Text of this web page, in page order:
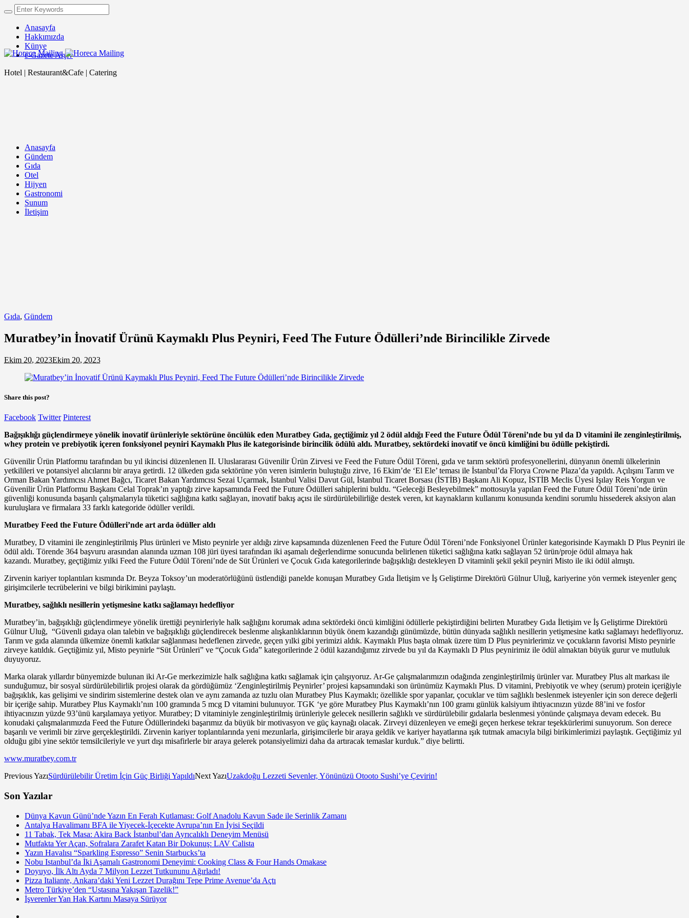
Anasayfa
Hakkımızda
Künye
e-Gazete Arşiv
Hotel | Restaurant&Cafe | Catering
Anasayfa
Gündem
Gıda
Otel
Hijyen
Gastronomi
Sunum
İletişim
Gıda, Gündem
Muratbey’in İnovatif Ürünü Kaymaklı Plus Peyniri, Feed The Future Ödülleri’nde Birincilikle Zirvede
Ekim 20, 2023Ekim 20, 2023
Share this post?
Facebook Twitter Pinterest
Bağışıklığı güçlendirmeye yönelik inovatif ürünleriyle sektörüne öncülük eden Muratbey Gıda, geçtiğimiz yıl 2 ödül aldığı Feed the Future Ödül Töreni’nde bu yıl da D vitamini ile zenginleştirilmiş,
whey protein ve prebiyotik içeren fonksiyonel peyniri Kaymaklı Plus ile kategorisinde birincilik ödülü aldı. Muratbey, sektördeki inovatif ve öncü kimliğini bu ödülle pekiştirdi.
Güvenilir Ürün Platformu tarafından bu yıl ikincisi düzenlenen II. Uluslararası Güvenilir Ürün Zirvesi ve Feed the Future Ödül Töreni, gıda ve tarım sektörü profesyonellerini, dünyanın önemli ülkelerinin
yetkilileri ve potansiyel alıcılarını bir araya getirdi. 12 ülkeden gıda sektörüne yön veren isimlerin buluştuğu zirve, 16 Ekim’de ‘El Ele’ teması ile İstanbul’da Florya Crowne Plaza’da yapıldı. Açılışını Tarım ve
Orman Bakan Yardımcısı Ahmet Bağcı, Ticaret Bakan Yardımcısı Sezai Uçarmak, İstanbul Valisi Davut Gül, İstanbul Ticaret Borsası (İSTİB) Başkanı Ali Kopuz, İSTİB Meclis Üyesi Işılay Reis Yorgun ve
Güvenilir Ürün Platformu Başkanı Celal Toprak’ın yaptığı zirve kapsamında Feed the Future Ödülleri sahiplerini buldu. “Geleceği Besleyebilmek” mottosuyla yapılan Feed the Future Ödül Töreni’nde ürün
güvenliği konusunda başarılı çalışmalarıyla tüketici sağlığına katkı sağlayan, inovatif bakış açısı ile sürdürülebilirliğe destek veren, kıt kaynakların kullanımı konusunda kendini sorumlu hissederek aksiyon alan
kuruluşlara ve firmalara 33 farklı kategoride ödüller verildi.
Muratbey Feed the Future Ödülleri’nde art arda ödüller aldı
Muratbey, D vitamini ile zenginleştirilmiş Plus ürünleri ve Misto peynirle yer aldığı zirve kapsamında düzenlenen Feed the Future Ödül Töreni’nde Fonksiyonel Ürünler kategorisinde Kaymaklı D Plus Peyniri ile
ödül aldı. Törende 364 başvuru arasından alanında uzman 108 jüri üyesi tarafından iki aşamalı değerlendirme sonucunda belirlenen tüketici sağlığına katkı sağlayan 52 ürün/proje ödül almaya hak
kazandı. Muratbey, geçtiğimiz yılki Feed the Future Ödül Töreni’nde de Süt Ürünleri ve Çocuk Gıda kategorilerinde bağışıklığı destekleyen D vitaminli şekil şekil peyniri Misto ile iki ödül almıştı.
Zirvenin kariyer toplantıları kısmında Dr. Beyza Toksoy’un moderatörlüğünü üstlendiği panelde konuşan Muratbey Gıda İletişim ve İş Geliştirme Direktörü Gülnur Uluğ, kariyerine yön vermek isteyenler genç
girişimcilerle tecrübelerini ve bilgi birikimini paylaştı.
Muratbey, sağlıklı nesillerin yetişmesine katkı sağlamayı hedefliyor
Muratbey’in, bağışıklığı güçlendirmeye yönelik ürettiği peynirleriyle halk sağlığını korumak adına sektördeki öncü kimliğini ödüllerle pekiştirdiğini belirten Muratbey Gıda İletişim ve İş Geliştirme Direktörü
Gülnur Uluğ, “Güvenli gıdaya olan talebin ve bağışıklığı güçlendirecek beslenme alışkanlıklarının büyük önem kazandığı günümüzde, bütün dünyada sağlıklı nesillerin yetişmesine katkı sağlamayı hedefliyoruz.
Tarım ve gıda alanında ülkemize önemli katkılar sağlanması hedeflenen zirvede, geçen yılki gibi yerimizi aldık. Kaymaklı Plus başta olmak üzere tüm D Plus peynirlerimiz ve çocukların favorisi Misto peynirle
zirveye katıldık. Geçtiğimiz yıl, Misto peynirle “Süt Ürünleri” ve “Çocuk Gıda” kategorilerinde 2 ödül kazandığımız zirvede bu yıl da Kaymaklı D Plus peynirimiz ile ödül almaktan büyük gurur ve mutluluk
duyuyoruz.
Marka olarak yıllardır bünyemizde bulunan iki Ar-Ge merkezimizle halk sağlığına katkı sağlamak için çalışıyoruz. Ar-Ge çalışmalarımızın odağında zenginleştirilmiş ürünler var. Muratbey Plus alt markası ile
sunduğumuz, bir sosyal sürdürülebilirlik projesi olarak da gördüğümüz ‘Zenginleştirilmiş Peynirler’ projesi kapsamındaki son ürünümüz Kaymaklı Plus. D vitamini, Prebiyotik ve whey (serum) protein içeriğiyle
bağışıklık, kas gelişimi ve sindirim sistemlerine destek olan ve aynı zamanda az tuzlu olan Muratbey Plus Kaymaklı; özellikle spor yapanlar, çocuklar ve tüm sağlıklı beslenmek isteyenler için son derece değerli
bir içeriğe sahip. Muratbey Plus Kaymaklı’nın 100 gramında 5 mcg D vitamini bulunuyor. TGK ‘ye göre Muratbey Plus Kaymaklı’nın 100 gramı günlük kalsiyum ihtiyacınızın yüzde 88’ini ve fosfor
ihtiyacınızın yüzde 93’ünü karşılamaya yetiyor. Muratbey; D vitaminiyle zenginleştirilmiş ürünleriyle gelecek nesillerin sağlıklı ve sürdürülebilir gıdalarla beslenmesi yönünde çalışmaya devam edecek. Bu
konudaki çalışmalarımızda Feed the Future Ödüllerindeki başarımız da büyük bir motivasyon ve güç kaynağı olacak. Zirveyi düzenleyen ve emeği geçen herkese tekrar teşekkürlerimi sunuyorum. Son derece
başarılı ve verimli bir zirve gerçekleştirildi. Zirvenin kariyer toplantılarında yeni mezunlarla, girişimcilerle bir araya geldik ve kariyer hayatlarına ışık tutmak amacıyla bilgi birikimlerimizi paylaştık. Geçtiğimiz yıl
olduğu gibi yine sektör temsilcileriyle ve yurt dışı misafirlerle bir araya gelerek potansiyelimizi daha da artıracak temaslar kurduk.” diye belirtti.
www.muratbey.com.tr
Previous YazıSürdürülebilir Üretim İçin Güç Birliği YapıldıNext YazıUzakdoğu Lezzeti Sevenler, Yönünüzü Otooto Sushi’ye Çevirin!
Son Yazılar
Dünya Kavun Günü’nde Yazın En Ferah Kutlaması: Golf Anadolu Kavun Sade ile Serinlik Zamanı
Antalya Havalimanı BFA ile Yiyecek-İçecekte Avrupa’nın En İyisi Seçildi
11 Tabak, Tek Masa: Akira Back İstanbul’dan Ayrıcalıklı Deneyim Menüsü
Mutfakta Yer Açan, Sofralara Zarafet Katan Bir Dokunuş: LAV Calista
Yazın Havalısı “Sparkling Espresso” Senin Starbucks’ta
Nobu Istanbul’da İki Aşamalı Gastronomi Deneyimi: Cooking Class & Four Hands Omakase
Doyuyo, İlk Altı Ayda 7 Milyon Lezzet Tutkununu Ağırladı!
Pizza Italiante, Ankara’daki Yeni Lezzet Durağını Tepe Prime Avenue’da Açtı
Metro Türkiye’den “Ustasına Yakışan Tazelik!”
İşverenler Yan Hak Kartını Masaya Sürüyor